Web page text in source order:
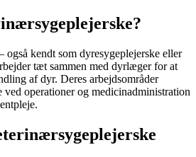
også kendt som dyresygeplejerske eller
tæt sammen med dyrlæger for at
af dyr. Deres arbejdsområder
ved operationer og medicinadministration